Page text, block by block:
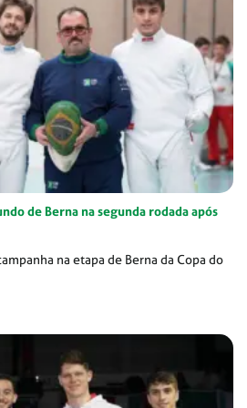
de Berna na segunda rodada após
na etapa de Berna da Copa do